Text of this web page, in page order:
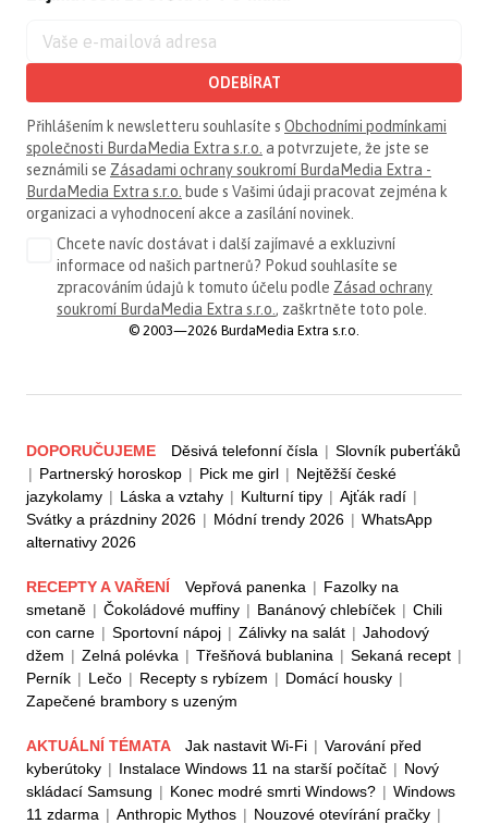
ODEBÍRAT
Přihlášením k newsletteru souhlasíte s Obchodními podmínkami
společnosti BurdaMedia Extra s.r.o. a potvrzujete, že jste se
seznámili se Zásadami ochrany soukromí BurdaMedia Extra -
BurdaMedia Extra s.r.o. bude s Vašimi údaji pracovat zejména k
organizaci a vyhodnocení akce a zasílání novinek.
Chcete navíc dostávat i další zajímavé a exkluzivní
informace od našich partnerů? Pokud souhlasíte se
zpracováním údajů k tomuto účelu podle Zásad ochrany
soukromí BurdaMedia Extra s.r.o. , zaškrtněte toto pole.
© 2003—2026 BurdaMedia Extra s.r.o.
DOPORUČUJEME Děsivá telefonní čísla | Slovník puberťáků
| Partnerský horoskop | Pick me girl | Nejtěžší české
jazykolamy | Láska a vztahy | Kulturní tipy | Ajťák radí |
Svátky a prázdniny 2026 | Módní trendy 2026 | WhatsApp
alternativy 2026
RECEPTY A VAŘENÍ Vepřová panenka | Fazolky na
smetaně | Čokoládové muffiny | Banánový chlebíček | Chili
con carne | Sportovní nápoj | Zálivky na salát | Jahodový
džem | Zelná polévka | Třešňová bublanina | Sekaná recept |
Perník | Lečo | Recepty s rybízem | Domácí housky |
Zapečené brambory s uzeným
AKTUÁLNÍ TÉMATA Jak nastavit Wi-Fi | Varování před
kyberútoky | Instalace Windows 11 na starší počítač | Nový
skládací Samsung | Konec modré smrti Windows? | Windows
11 zdarma | Anthropic Mythos | Nouzové otevírání pračky |